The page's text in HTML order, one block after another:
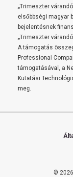
„Trimeszter
elsőbbségi magyar
bejelentésnek
„Trimeszter
A támogatás
Professional
támogatásával, a
Kutatási
meg.
©